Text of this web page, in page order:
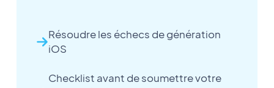
Résoudre les échecs de génération
iOS
Checklist avant de soumettre votre